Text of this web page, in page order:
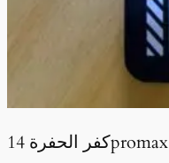
كفر الحفرة 14promax